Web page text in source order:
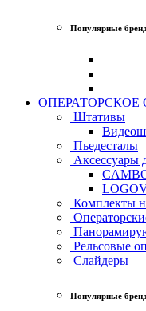
Популярные
ОПЕРАТОРСКОЕ
Штативы
Пьедесталы
Аксессуары
Комплекты
Рельсовые
Слайдеры
Популярные